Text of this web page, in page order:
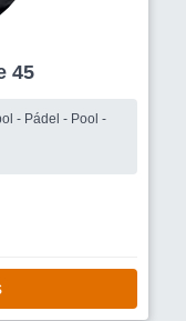
45